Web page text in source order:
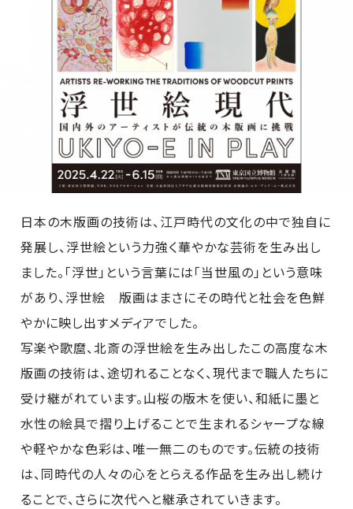
日本の木版画の技術は、江戸時代の文化の中で独自に
発展し、浮世絵という力強く華やかな芸術を生み出し
ました。「浮世」という言葉には「当世風の」という意味
があり、浮世絵 版画はまさにその時代と社会を色鮮
やかに映し出すメディアでした。
写楽や歌麿、北斎の浮世絵を生み出したこの高度な木
版画の技術は、途切れることなく、現代まで職人たちに
受け継がれています。山桜の版木を使い、和紙に墨と
水性の絵具で摺り上げることで生まれるシャープな線
や軽やかな色彩は、唯一無二のものです。伝統の技術
は、同時代の人々の心をとらえる作品を生み出し続け
ることで、さらに次代へと継承されていきます。